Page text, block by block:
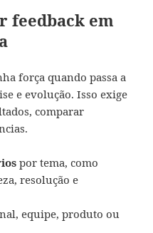
feedback em
força quando passa a
e evolução. Isso exige
comparar
por tema, como
resolução e
equipe, produto ou